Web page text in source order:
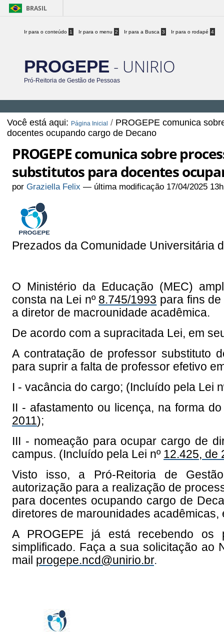
BRASIL
Ir para o conteúdo 1 Ir para o menu 2 Ir para a Busca 3 Ir para o rodapé 4
PROGEPE - UNIRIO
Pró-Reitoria de Gestão de Pessoas
Você está aqui: Página Inicial / PROGEPE comunica
docentes ocupando cargo de Decano
PROGEPE comunica sobre
substitutos para docentes
porGraziella Felix — última modificação 17/04/2025
Prezados da Comunidade Universitária
O Ministério da Educação (MEC)
consta na Lei nº 8.745/1993 para fins
a diretor de macrounidade acadêmica.
De acordo com a supracitada Lei, em
A contratação de professor substituto
para suprir a falta de professor efetivo
I - vacância do cargo; (Incluído pela Lei
II - afastamento ou licença, na forma
2011);
III - nomeação para ocupar cargo de
campus. (Incluído pela Lei nº 12.425, de
Visto isso, a Pró-Reitoria de
autorização para a realização de
para docentes ocupando cargo de
diretores de marounidades
A PROGEPE já está recebendo os
simplificado. Faça a sua solicitação ao
mail progepe.ncd@unirio.br.